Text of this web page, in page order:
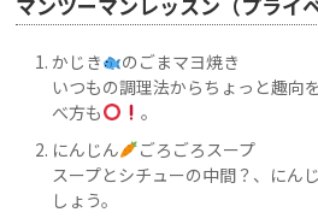
かじき
のごまマヨ焼き
いつもの調理法からちょっと趣向
べ方も
。
にんじん
ごろごろスープ
スープとシチューの中間？、にん
しょう。